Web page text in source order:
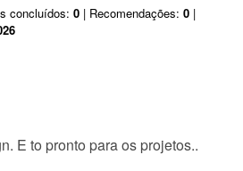
concluídos: 0 | Recomendações: 0 |
E to pronto para os projetos..